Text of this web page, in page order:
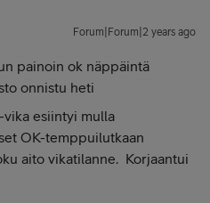
Forum|Forum|2 years ago
painoin ok näppäintä
onnistu heti
vika esiintyi mulla
OK-temppuilutkaan
aito vikatilanne. Korjaantui